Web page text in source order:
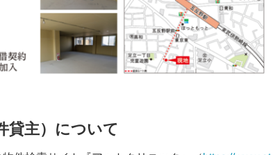
貸主）について